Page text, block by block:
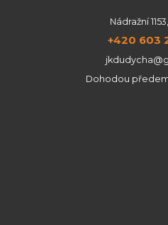
Nádražní
+420 603
Dohodou